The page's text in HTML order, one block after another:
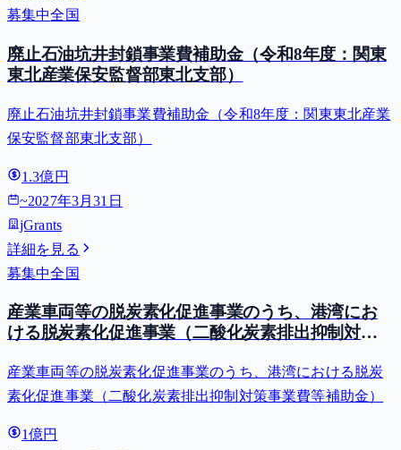
募集中全国
廃止石油坑井封鎖事業費補助金（令和8年度：関東
東北産業保安監督部東北支部）
廃止石油坑井封鎖事業費補助金（令和8年度：関東東北産業
保安監督部東北支部）
1.3億円
~2027年3月31日
jGrants
詳細を見る
募集中全国
産業車両等の脱炭素化促進事業のうち、港湾にお
ける脱炭素化促進事業（二酸化炭素排出抑制対策
産業車両等の脱炭素化促進事業のうち、港湾における脱炭
素化促進事業（二酸化炭素排出抑制対策事業費等補助金）
1億円